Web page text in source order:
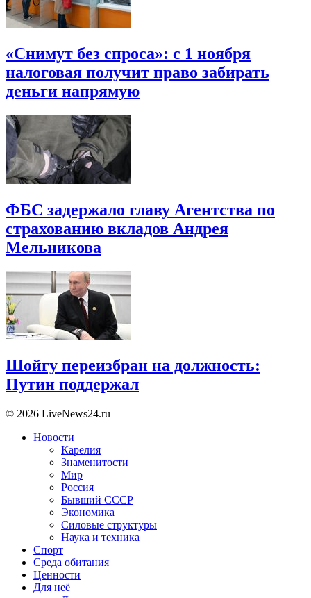
«Снимут без спроса»: с 1 ноября
налоговая получит право забирать
деньги напрямую
ФБС задержало главу Агентства по
страхованию вкладов Андрея
Мельникова
Шойгу переизбран на должность:
Путин поддержал
© 2026 LiveNews24.ru
Новости
Карелия
Знаменитости
Мир
Россия
Бывший СССР
Экономика
Силовые структуры
Наука и техника
Спорт
Среда обитания
Ценности
Для неё